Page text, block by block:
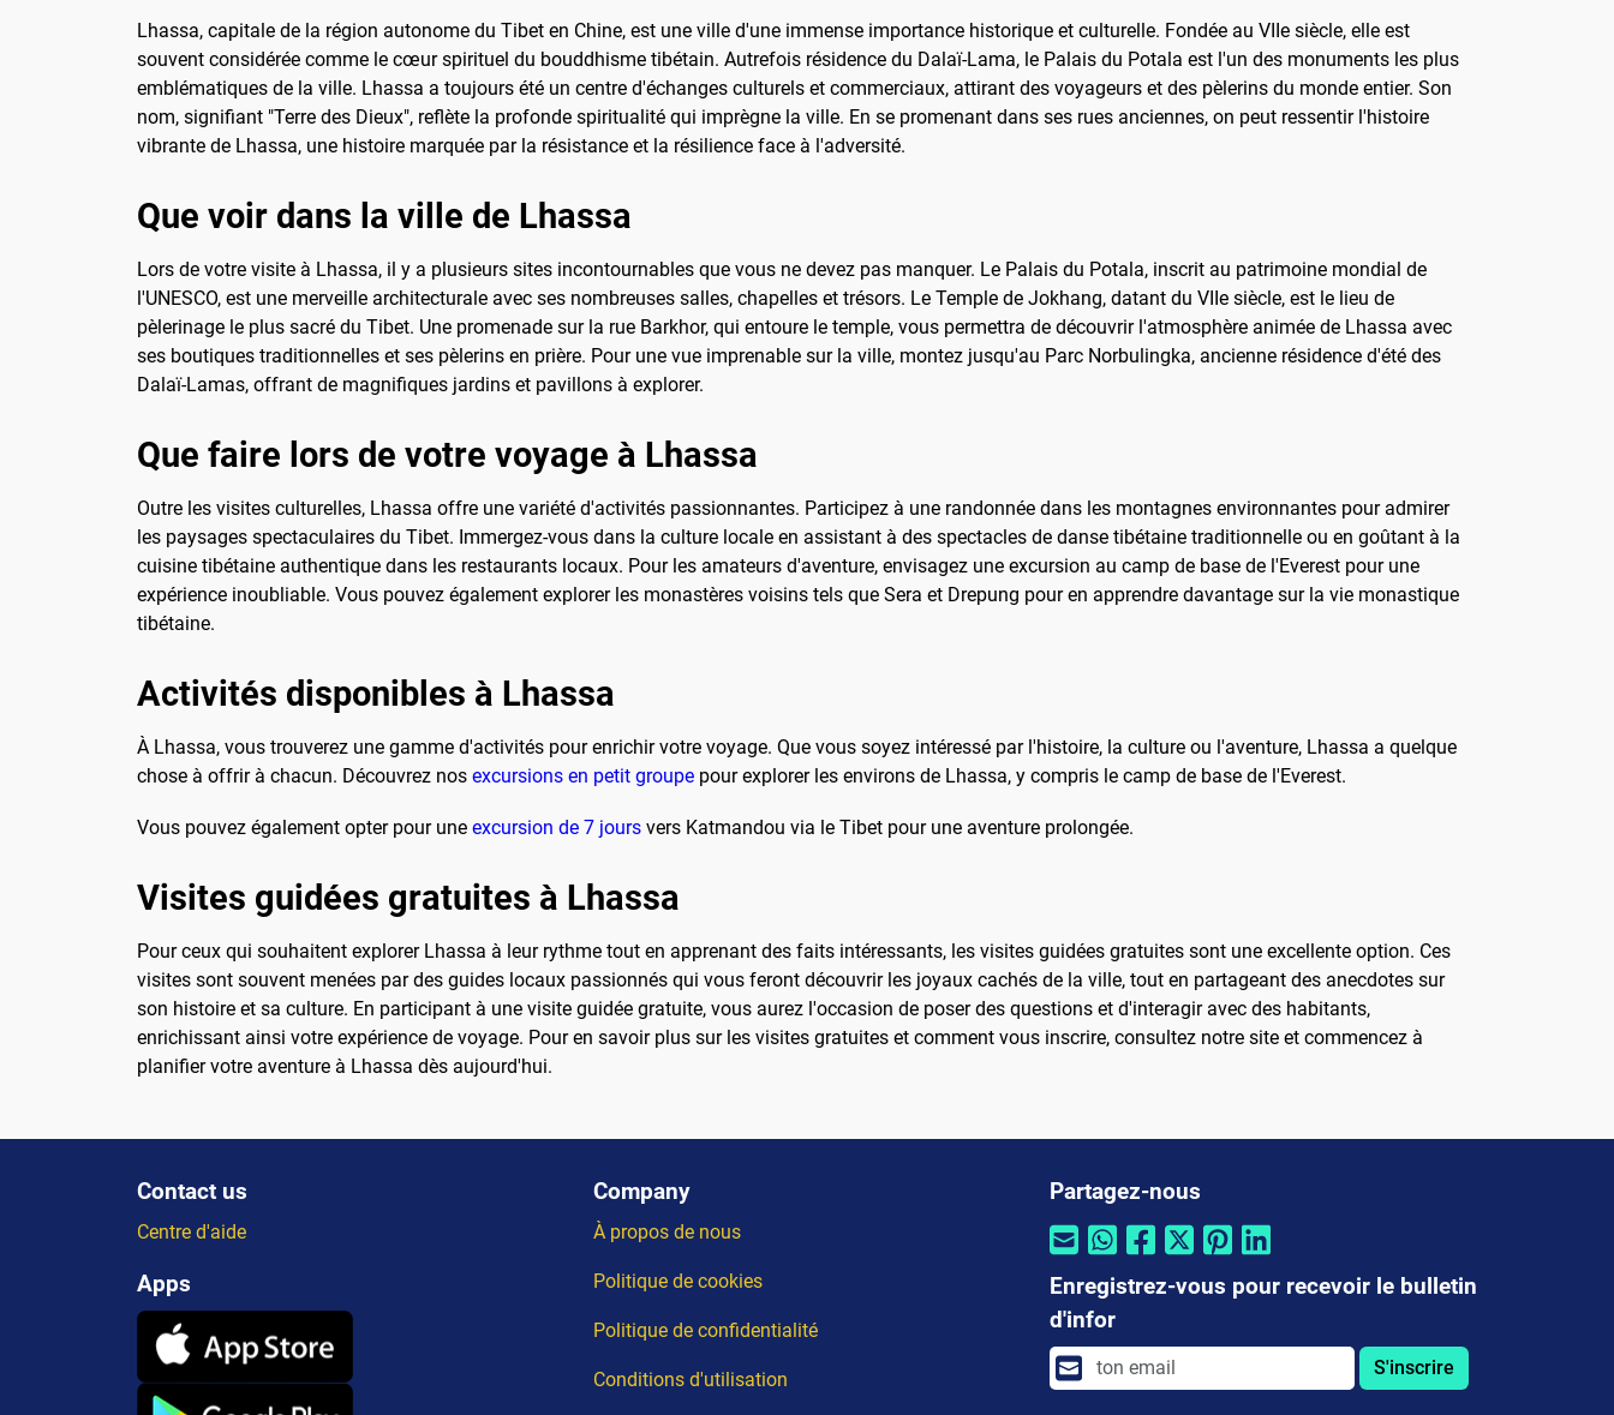
Lhassa, capitale de la région autonome du Tibet en Chine, est une ville d'une immense importance historique et culturelle. Fondée au VIIe siècle, elle est
souvent considérée comme le cœur spirituel du bouddhisme tibétain. Autrefois résidence du Dalaï-Lama, le Palais du Potala est l'un des monuments les plus
emblématiques de la ville. Lhassa a toujours été un centre d'échanges culturels et commerciaux, attirant des voyageurs et des pèlerins du monde entier. Son
nom, signifiant "Terre des Dieux", reflète la profonde spiritualité qui imprègne la ville. En se promenant dans ses rues anciennes, on peut ressentir l'histoire
vibrante de Lhassa, une histoire marquée par la résistance et la résilience face à l'adversité.
Que voir dans la ville de Lhassa
Lors de votre visite à Lhassa, il y a plusieurs sites incontournables que vous ne devez pas manquer. Le Palais du Potala, inscrit au patrimoine mondial de
l'UNESCO, est une merveille architecturale avec ses nombreuses salles, chapelles et trésors. Le Temple de Jokhang, datant du VIIe siècle, est le lieu de
pèlerinage le plus sacré du Tibet. Une promenade sur la rue Barkhor, qui entoure le temple, vous permettra de découvrir l'atmosphère animée de Lhassa avec
ses boutiques traditionnelles et ses pèlerins en prière. Pour une vue imprenable sur la ville, montez jusqu'au Parc Norbulingka, ancienne résidence d'été des
Dalaï-Lamas, offrant de magnifiques jardins et pavillons à explorer.
Que faire lors de votre voyage à Lhassa
Outre les visites culturelles, Lhassa offre une variété d'activités passionnantes. Participez à une randonnée dans les montagnes environnantes pour admirer
les paysages spectaculaires du Tibet. Immergez-vous dans la culture locale en assistant à des spectacles de danse tibétaine traditionnelle ou en goûtant à la
cuisine tibétaine authentique dans les restaurants locaux. Pour les amateurs d'aventure, envisagez une excursion au camp de base de l'Everest pour une
expérience inoubliable. Vous pouvez également explorer les monastères voisins tels que Sera et Drepung pour en apprendre davantage sur la vie monastique
tibétaine.
Activités disponibles à Lhassa
À Lhassa, vous trouverez une gamme d'activités pour enrichir votre voyage. Que vous soyez intéressé par l'histoire, la culture ou l'aventure, Lhassa a quelque
chose à offrir à chacun. Découvrez nos excursions en petit groupe pour explorer les environs de Lhassa, y compris le camp de base de l'Everest.
Vous pouvez également opter pour une excursion de 7 jours vers Katmandou via le Tibet pour une aventure prolongée.
Visites guidées gratuites à Lhassa
Pour ceux qui souhaitent explorer Lhassa à leur rythme tout en apprenant des faits intéressants, les visites guidées gratuites sont une excellente option. Ces
visites sont souvent menées par des guides locaux passionnés qui vous feront découvrir les joyaux cachés de la ville, tout en partageant des anecdotes sur
son histoire et sa culture. En participant à une visite guidée gratuite, vous aurez l'occasion de poser des questions et d'interagir avec des habitants,
enrichissant ainsi votre expérience de voyage. Pour en savoir plus sur les visites gratuites et comment vous inscrire, consultez notre site et commencez à
planifier votre aventure à Lhassa dès aujourd'hui.
Contact us
Centre d'aide
Apps
Company
À propos de nous
Politique de cookies
Politique de confidentialité
Conditions d'utilisation
Partagez-nous
Enregistrez-vous pour recevoir le bulletin
d'infor
S'inscrire